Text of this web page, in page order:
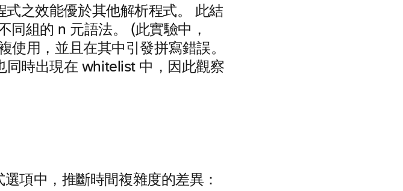
之效能優於其他解析程式。 此結
同組的 n 元語法。 (此實驗中，
用，並且在其中引發拼寫錯誤。
同時出現在 whitelist 中，因此觀察
項中，推斷時間複雜度的差異：